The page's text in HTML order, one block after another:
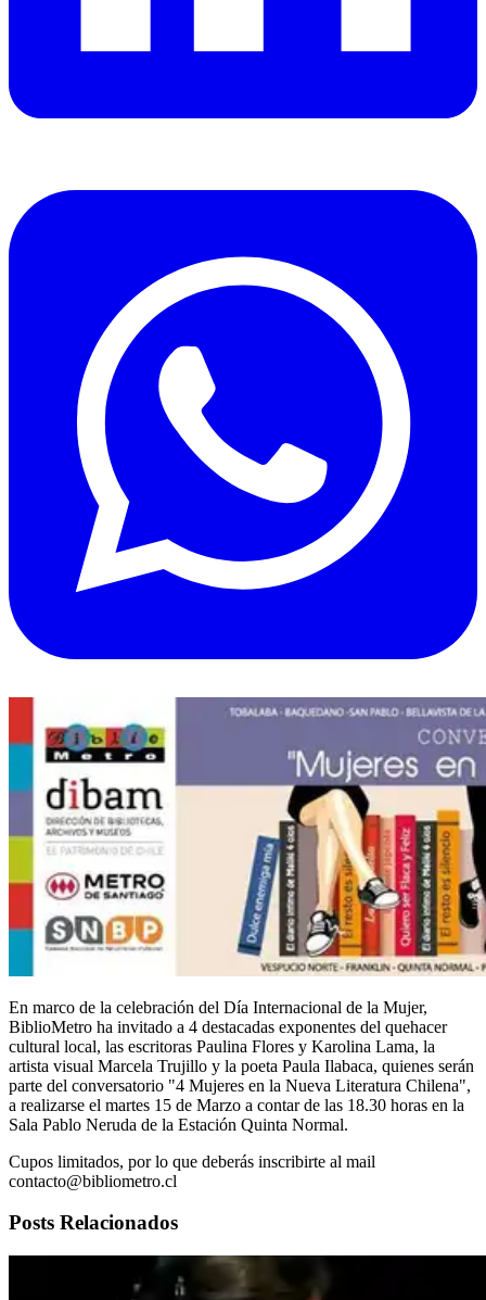
En marco de la celebración del Día Internacional de la Mujer,
BiblioMetro ha invitado a 4 destacadas exponentes del quehacer
cultural local, las escritoras Paulina Flores y Karolina Lama, la
artista visual Marcela Trujillo y la poeta Paula Ilabaca, quienes serán
parte del conversatorio "4 Mujeres en la Nueva Literatura Chilena",
a realizarse el martes 15 de Marzo a contar de las 18.30 horas en la
Sala Pablo Neruda de la Estación Quinta Normal.
Cupos limitados, por lo que deberás inscribirte al mail
contacto@bibliometro.cl
Posts Relacionados